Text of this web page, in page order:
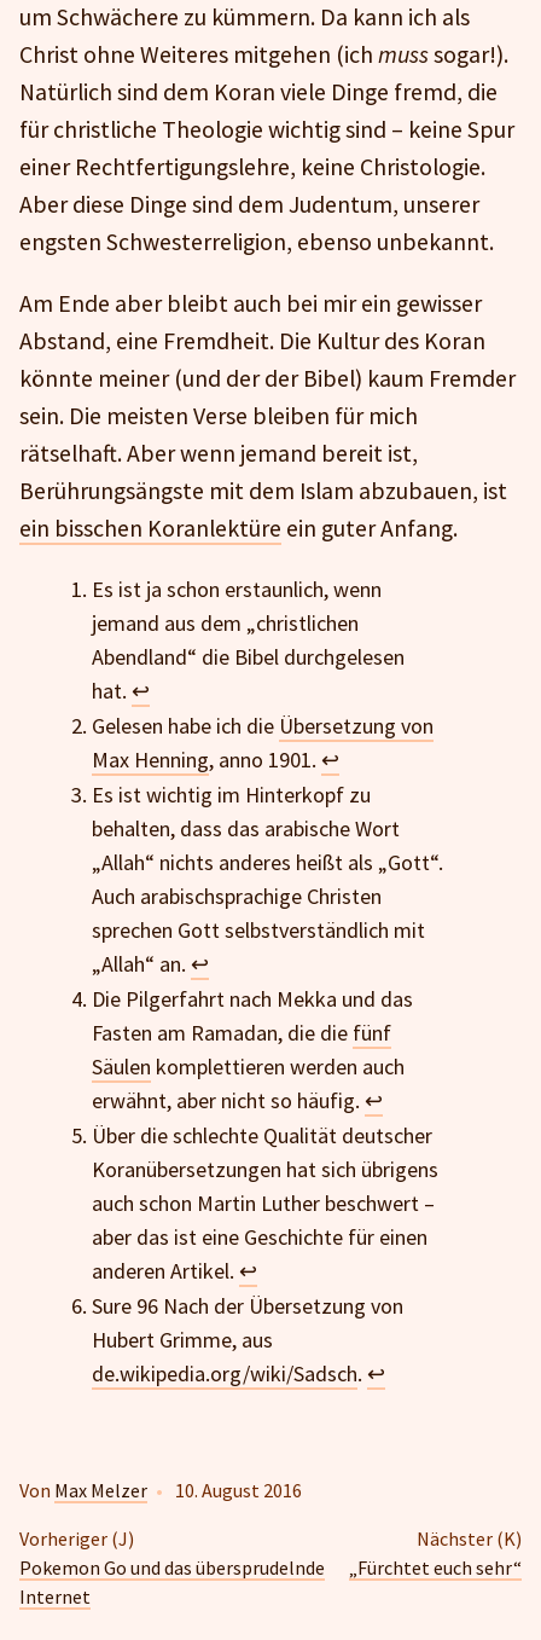
um Schwächere zu kümmern. Da kann ich als
Christ ohne Weiteres mitgehen (ich musssogar!).
Natürlich sind dem Koran viele Dinge fremd, die
für christliche Theologie wichtig sind – keine Spur
einer Rechtfertigungslehre, keine Christologie.
Aber diese Dinge sind dem Judentum, unserer
engsten Schwesterreligion, ebenso unbekannt.
Am Ende aber bleibt auch bei mir ein gewisser
Abstand, eine Fremdheit. Die Kultur des Koran
könnte meiner (und der der Bibel) kaum Fremder
sein. Die meisten Verse bleiben für mich
rätselhaft. Aber wenn jemand bereit ist,
Berührungsängste mit dem Islam abzubauen, ist
ein bisschen Koranlektüre ein guter Anfang.
Es ist ja schon erstaunlich, wenn
jemand aus dem „christlichen
Abendland“ die Bibel durchgelesen
hat. ↩
Gelesen habe ich die Übersetzung von
Max Henning, anno 1901. ↩
Es ist wichtig im Hinterkopf zu
behalten, dass das arabische Wort
„Allah“ nichts anderes heißt als „Gott“.
Auch arabischsprachige Christen
sprechen Gott selbstverständlich mit
„Allah“ an. ↩
Die Pilgerfahrt nach Mekka und das
Fasten am Ramadan, die die fünf
Säulen komplettieren werden auch
erwähnt, aber nicht so häufig. ↩
Über die schlechte Qualität deutscher
Koranübersetzungen hat sich übrigens
auch schon Martin Luther beschwert –
aber das ist eine Geschichte für einen
anderen Artikel. ↩
Sure 96 Nach der Übersetzung von
Hubert Grimme, aus
de.wikipedia.org/wiki/Sadsch. ↩
Von Max Melzer • 10. August 2016
Vorheriger (J)
Pokemon Go und das übersprudelnde
Internet
Nächster (K)
„Fürchtet euch sehr“